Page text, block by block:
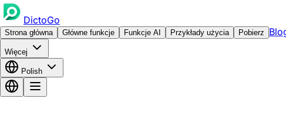
DictoGo
Strona główna Główne funkcje Funkcje AI Przykłady użycia Pobierz
Więcej
Polish